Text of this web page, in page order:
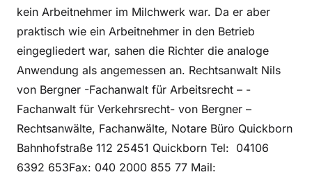
kein Arbeitnehmer im Milchwerk war. Da er aber
praktisch wie ein Arbeitnehmer in den Betrieb
eingegliedert war, sahen die Richter die analoge
Anwendung als angemessen an. Rechtsanwalt Nils
von Bergner -Fachanwalt für Arbeitsrecht – -
Fachanwalt für Verkehrsrecht- von Bergner –
Rechtsanwälte, Fachanwälte, Notare Büro Quickborn
Bahnhofstraße 112 25451 Quickborn Tel: 04106
6392 653Fax: 040 2000 855 77 Mail: